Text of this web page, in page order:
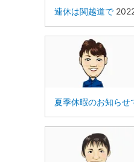
連休は関越道で
夏季休暇のお知らせ